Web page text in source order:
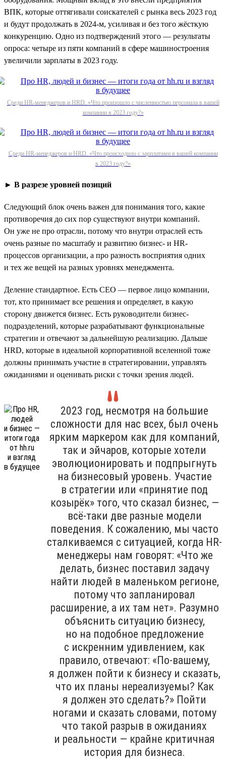
ВПК, которые оттягивали соискателей с рынка весь 2023 год
и будут продолжать в 2024-м, усиливая и без того жёсткую
конкуренцию. Одно из подтверждений этого — результаты
опроса: четыре из пяти компаний в сфере машиностроения
увеличили зарплаты в 2023 году.
Среди HR-менеджеров и HRD. «Что произошло с численностью персонала в вашей
компании в 2023 году?»
Среди HR-менеджеров и HRD. «Что происходило с зарплатами в вашей компании
в 2023 году?»
► В разрезе уровней позиций
Следующий блок очень важен для понимания того, какие
противоречия до сих пор существуют внутри компаний.
Он уже не про отрасли, потому что внутри отраслей есть
очень разные по масштабу и развитию бизнес- и HR-
процессов организации, а про разность восприятия одних
и тех же вещей на разных уровнях менеджмента.
Деление стандартное. Есть СЕО — первое лицо компании,
тот, кто принимает все решения и определяет, в какую
сторону движется бизнес. Есть руководители бизнес-
подразделений, которые разрабатывают функциональные
стратегии и отвечают за дальнейшую реализацию. Дальше
HRD, которые в идеальной корпоративной вселенной тоже
должны принимать участие в стратегировании, управлять
ожиданиями и оценивать риски с точки зрения людей.
2023 год, несмотря на большие
сложности для нас всех, был очень
ярким маркером как для компаний,
так и эйчаров, которые хотели
эволюционировать и подпрыгнуть
на бизнесовый уровень. Участие
в стратегии или «принятие под
козырёк» того, что сказал бизнес, —
всё-таки две разные модели
поведения. К сожалению, мы часто
сталкиваемся с ситуацией, когда HR-
менеджеры нам говорят: «Что же
делать, бизнес поставил задачу
найти людей в маленьком регионе,
потому что запланировал
расширение, а их там нет». Разумно
объяснить ситуацию бизнесу,
но на подобное предложение
с искренним удивлением, как
правило, отвечают: «По-вашему,
я должен пойти к бизнесу и сказать,
что их планы нереализуемы? Как
я должен это сделать?» Пойти
ногами и сказать словами, потому
что такой разрыв в ожиданиях
и реальности — крайне критичная
история для бизнеса.